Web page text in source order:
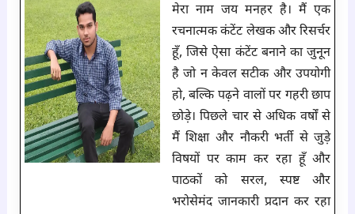
मेरा नाम जय मनहर है। मैं एक
रचनात्मक कंटेंट लेखक और रिसर्चर
हूँ, जिसे ऐसा कंटेंट बनाने का जुनून
है जो न केवल सटीक और उपयोगी
हो, बल्कि पढ़ने वालों पर गहरी छाप
छोड़े। पिछले चार से अधिक वर्षों से
मैं शिक्षा और नौकरी भर्ती से जुड़े
विषयों पर काम कर रहा हूँ और
पाठकों को सरल, स्पष्ट और
भरोसेमंद जानकारी प्रदान कर रहा